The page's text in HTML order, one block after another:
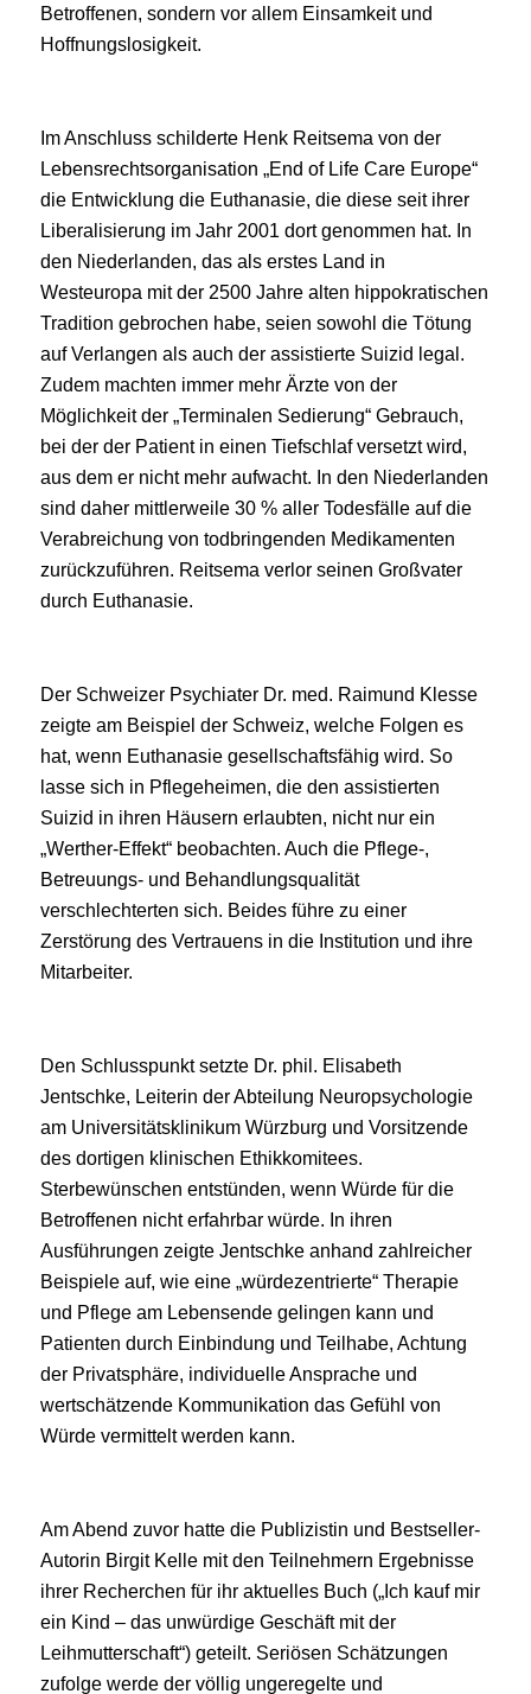
Betroffenen, sondern vor allem Einsamkeit und
Hoffnungslosigkeit.
Im Anschluss schilderte Henk Reitsema von der
Lebensrechtsorganisation „End of Life Care Europe“
die Entwicklung die Euthanasie, die diese seit ihrer
Liberalisierung im Jahr 2001 dort genommen hat. In
den Niederlanden, das als erstes Land in
Westeuropa mit der 2500 Jahre alten hippokratischen
Tradition gebrochen habe, seien sowohl die Tötung
auf Verlangen als auch der assistierte Suizid legal.
Zudem machten immer mehr Ärzte von der
Möglichkeit der „Terminalen Sedierung“ Gebrauch,
bei der der Patient in einen Tiefschlaf versetzt wird,
aus dem er nicht mehr aufwacht. In den Niederlanden
sind daher mittlerweile 30 % aller Todesfälle auf die
Verabreichung von todbringenden Medikamenten
zurückzuführen. Reitsema verlor seinen Großvater
durch Euthanasie.
Der Schweizer Psychiater Dr. med. Raimund Klesse
zeigte am Beispiel der Schweiz, welche Folgen es
hat, wenn Euthanasie gesellschaftsfähig wird. So
lasse sich in Pflegeheimen, die den assistierten
Suizid in ihren Häusern erlaubten, nicht nur ein
„Werther-Effekt“ beobachten. Auch die Pflege-,
Betreuungs- und Behandlungsqualität
verschlechterten sich. Beides führe zu einer
Zerstörung des Vertrauens in die Institution und ihre
Mitarbeiter.
Den Schlusspunkt setzte Dr. phil. Elisabeth
Jentschke, Leiterin der Abteilung Neuropsychologie
am Universitätsklinikum Würzburg und Vorsitzende
des dortigen klinischen Ethikkomitees.
Sterbewünschen entstünden, wenn Würde für die
Betroffenen nicht erfahrbar würde. In ihren
Ausführungen zeigte Jentschke anhand zahlreicher
Beispiele auf, wie eine „würdezentrierte“ Therapie
und Pflege am Lebensende gelingen kann und
Patienten durch Einbindung und Teilhabe, Achtung
der Privatsphäre, individuelle Ansprache und
wertschätzende Kommunikation das Gefühl von
Würde vermittelt werden kann.
Am Abend zuvor hatte die Publizistin und Bestseller-
Autorin Birgit Kelle mit den Teilnehmern Ergebnisse
ihrer Recherchen für ihr aktuelles Buch („Ich kauf mir
ein Kind – das unwürdige Geschäft mit der
Leihmutterschaft“) geteilt. Seriösen Schätzungen
zufolge werde der völlig ungeregelte und